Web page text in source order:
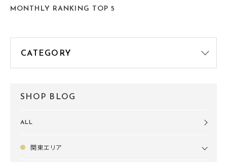
MONTHLY RANKING TOP 5
SHOP BLOG
ALL
関東エリア